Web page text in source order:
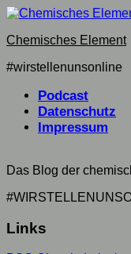
Skip
content
Chemisches Element
#wirstellenunsonline
Podcast
Datenschutz
Impressum
Das Blog der
Links